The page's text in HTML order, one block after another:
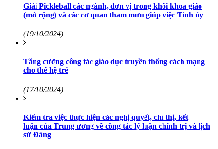
Giải Pickleball các ngành, đơn vị trong khối khoa giáo
(mở rộng) và các cơ quan tham mưu giúp việc Tỉnh ủy
(19/10/2024)
Tăng cường công tác giáo dục truyền thống cách mạng
cho thế hệ trẻ
(17/10/2024)
Kiểm tra việc thực hiện các nghị quyết, chỉ thị, kết
luận của Trung ương về công tác lý luận chính trị và lịch
sử Đảng